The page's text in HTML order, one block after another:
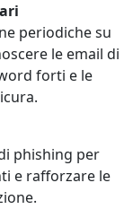
periodiche su
le email di
forti e le
phishing per
e rafforzare le